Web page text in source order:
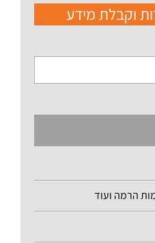
וקבלת מידע
הרמה ועוד